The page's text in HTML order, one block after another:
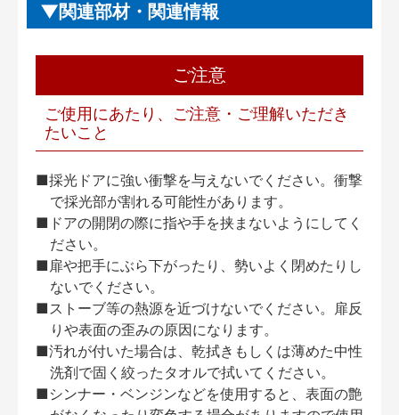
関連部材・関連情報
ご注意
ご使用にあたり、ご注意・ご理解いただき
たいこと
■採光ドアに強い衝撃を与えないでください。衝撃
で採光部が割れる可能性があります。
■ドアの開閉の際に指や手を挟まないようにしてく
ださい。
■扉や把手にぶら下がったり、勢いよく閉めたりし
ないでください。
■ストーブ等の熱源を近づけないでください。扉反
りや表面の歪みの原因になります。
■汚れが付いた場合は、乾拭きもしくは薄めた中性
洗剤で固く絞ったタオルで拭いてください。
■シンナー・ベンジンなどを使用すると、表面の艶